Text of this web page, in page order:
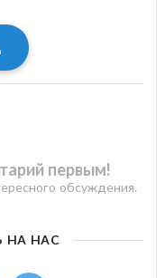
первым!
обсуждения.
НА НАС